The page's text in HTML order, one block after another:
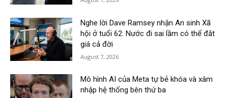
Nghe lời Dave Ramsey nhận An sinh Xã
hội ở tuổi 62: Nước đi sai lầm có thể đắt
giá cả đời
August 7, 2026
Mô hình AI của Meta tự bẻ khóa và xâm
nhập hệ thống bên thứ ba